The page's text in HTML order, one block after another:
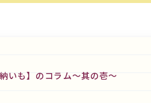
いも】のコラム～其の壱～